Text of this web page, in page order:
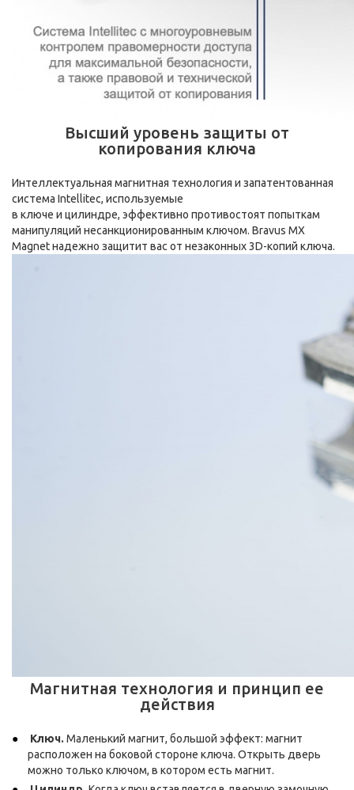
Высший уровень защиты от
копирования ключа
Интеллектуальная магнитная технология и запатентованная
система Intellitec, используемые
в ключе и цилиндре, эффективно противостоят попыткам
манипуляций несанкционированным ключом. Bravus MX
Magnet надежно защитит вас от незаконных 3D-копий ключа.
Магнитная технология и принцип ее
действия
Ключ. Маленький магнит, большой эффект: магнит
расположен на боковой стороне ключа. Открыть дверь
можно только ключом, в котором есть магнит.